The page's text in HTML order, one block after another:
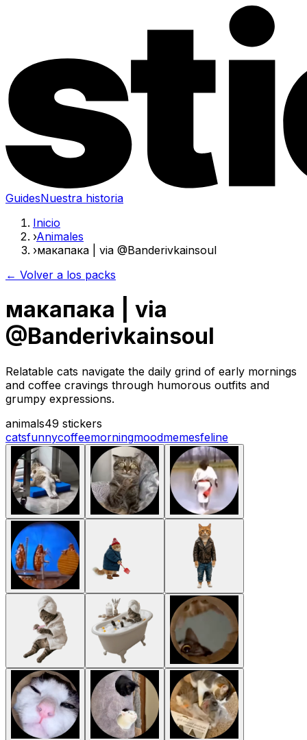
GuidesNuestra historia
Inicio
›Animales
›макапака | via @Banderivkainsoul
← Volver a los packs
макапака | via
@Banderivkainsoul
Relatable cats navigate the daily grind of early mornings
and coffee cravings through humorous outfits and
grumpy expressions.
animals49 stickers
catsfunnycoffeemorningmoodmemesfeline